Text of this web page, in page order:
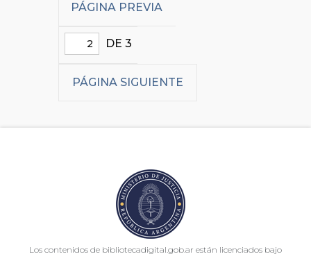
PÁGINA PREVIA
DE 3
PÁGINA SIGUIENTE
Los contenidos de bibliotecadigital.gob.ar están licenciados bajo